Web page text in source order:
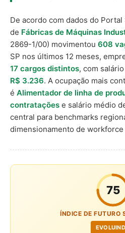
De acordo com dados do Portal
de Fábricas de Máquinas
2869-1/00) movimentou 608
SP nos últimos 12 meses,
17 cargos distintos, com
R$ 3.236. A ocupação mais
é Alimentador de linha de
contratações e salário médio
central para benchmarks
dimensionamento de
75
ÍNDICE DE FUTURO